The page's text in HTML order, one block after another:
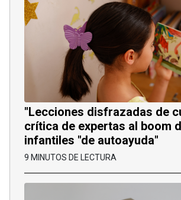
"Lecciones disfrazadas de
crítica de expertas al boom
infantiles "de autoayuda"
9 MINUTOS DE LECTURA